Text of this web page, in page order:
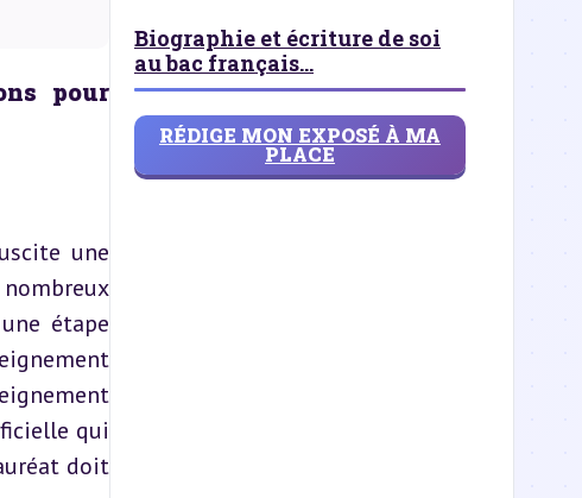
pour
une
étape
qui
doit
Biographie et écriture de soi
au bac français...
RÉDIGE MON EXPOSÉ À MA
PLACE